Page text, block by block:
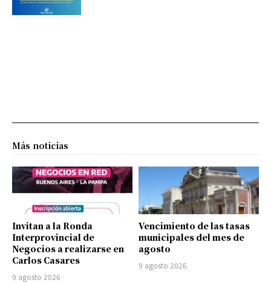
Más noticias
Invitan a la Ronda
Interprovincial de
Negocios a realizarse en
Carlos Casares
9 agosto 2026
Vencimiento de las tasas
municipales del mes de
agosto
9 agosto 2026